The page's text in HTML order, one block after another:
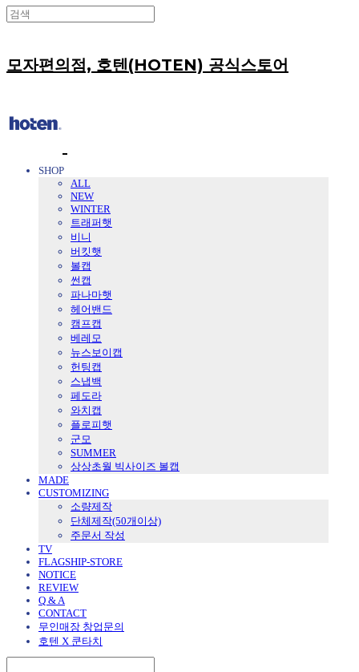
모자편의점, 호텐(HOTEN) 공식스토어
SHOP
ALL
NEW
WINTER
트래퍼햇
비니
버킷햇
볼캡
썬캡
파나마햇
헤어밴드
캠프캡
베레모
뉴스보이캡
헌팅캡
스냅백
페도라
와치캡
플로피햇
군모
SUMMER
상상초월 빅사이즈 볼캡
MADE
CUSTOMIZING
소량제작
단체제작(50개이상)
주문서 작성
TV
FLAGSHIP-STORE
NOTICE
REVIEW
Q & A
CONTACT
무인매장 창업문의
호텐 X 쿤타치